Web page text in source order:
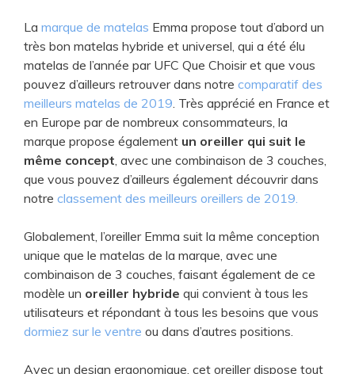
La marque de matelas Emma propose tout d’abord un
très bon matelas hybride et universel, qui a été élu
matelas de l’année par UFC Que Choisir et que vous
pouvez d’ailleurs retrouver dans notre comparatif des
meilleurs matelas de 2019 . Très apprécié en France et
en Europe par de nombreux consommateurs, la
marque propose également un oreiller qui suit le
même concept , avec une combinaison de 3 couches,
que vous pouvez d’ailleurs également découvrir dans
notre classement des meilleurs oreillers de 2019.
Globalement, l’oreiller Emma suit la même conception
unique que le matelas de la marque, avec une
combinaison de 3 couches, faisant également de ce
modèle un oreiller hybride qui convient à tous les
utilisateurs et répondant à tous les besoins que vous
dormiez sur le ventre ou dans d’autres positions.
Avec un design ergonomique, cet oreiller dispose tout